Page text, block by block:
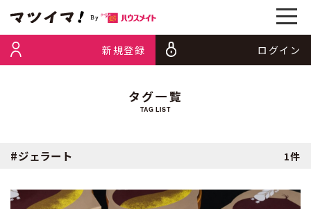
新規登録 ログイン
タグ一覧
TAG LIST
#ジェラート 1件